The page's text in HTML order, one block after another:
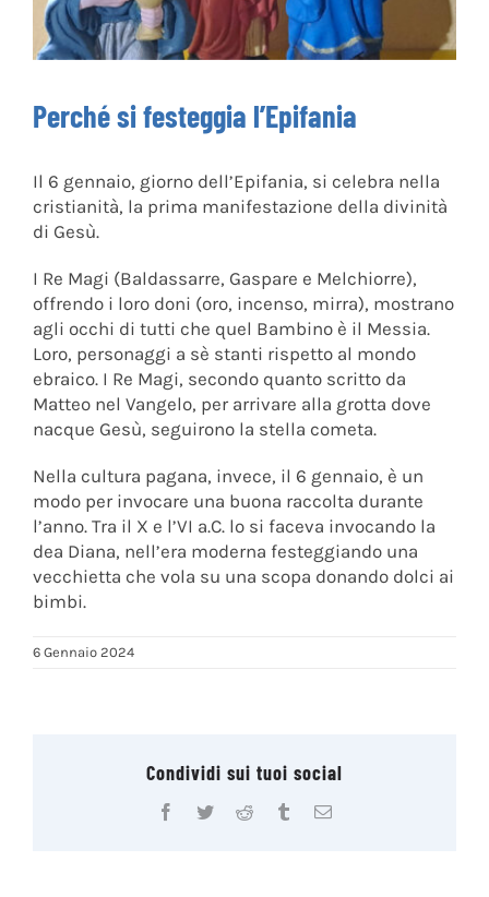
Perché si festeggia l’Epifania
Il 6 gennaio, giorno dell’Epifania, si celebra nella
cristianità, la prima manifestazione della divinità
di Gesù.
I Re Magi (Baldassarre, Gaspare e Melchiorre),
offrendo i loro doni (oro, incenso, mirra), mostrano
agli occhi di tutti che quel Bambino è il Messia.
Loro, personaggi a sè stanti rispetto al mondo
ebraico. I Re Magi, secondo quanto scritto da
Matteo nel Vangelo, per arrivare alla grotta dove
nacque Gesù, seguirono la stella cometa.
Nella cultura pagana, invece, il 6 gennaio, è un
modo per invocare una buona raccolta durante
l’anno. Tra il X e l’VI a.C. lo si faceva invocando la
dea Diana, nell’era moderna festeggiando una
vecchietta che vola su una scopa donando dolci ai
bimbi.
6 Gennaio 2024
Condividi sui tuoi social
Facebook
TwitterReddit TumblrEmail